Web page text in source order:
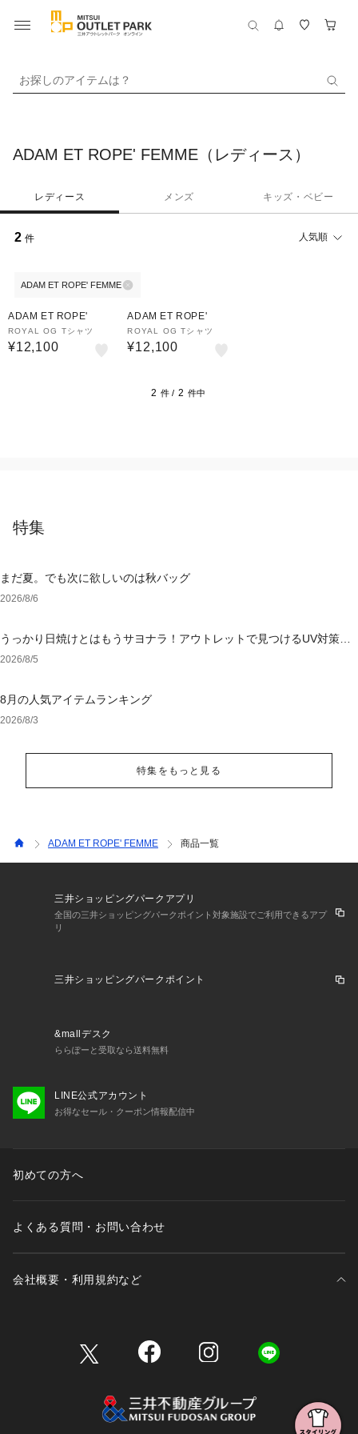
お探しのアイテムは？
ADAM ET ROPE' FEMME（レディース）
レディース メンズ キッズ・ベビー
2 件 人気順
ADAM ET ROPE' FEMME
ADAM ET ROPE'
ROYAL OG Tシャツ
¥12,100
ADAM ET ROPE'
ROYAL OG Tシャツ
¥12,100
2 件 / 2 件中
特集
まだ夏。でも次に欲しいのは秋バッグ
2026/8/6
うっかり日焼けとはもうサヨナラ！アウトレットで見つけるUV対策ウ
ェア
2026/8/5
8月の人気アイテムランキング
2026/8/3
特集をもっと見る
ADAM ET ROPE' FEMME 商品一覧
三井ショッピングパークアプリ
全国の三井ショッピングパークポイント対象施設でご利用できるアプ
リ
三井ショッピングパークポイント
&mallデスク
ららぽーと受取なら送料無料
LINE公式アカウント
お得なセール・クーポン情報配信中
初めての方へ
よくある質問・お問い合わせ
会社概要・利用規約など